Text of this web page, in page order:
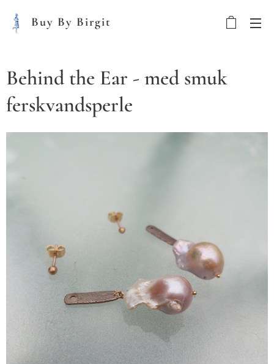
Buy By Birgit
Behind the Ear - med smuk
ferskvandsperle